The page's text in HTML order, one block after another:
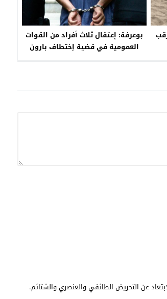
بوعرفة: إعتقال ثلاث أفراد من القوات
العمومية في قضية إختطاف بارون
عن التحريض الطائفي والعنصري والشتائم.